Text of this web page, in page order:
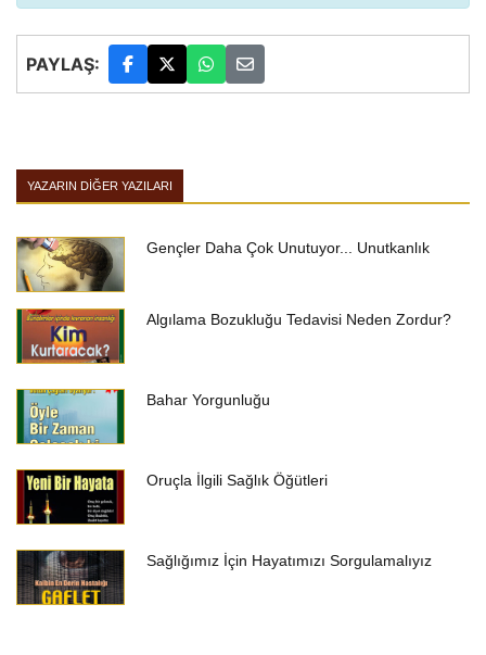
PAYLAŞ:
YAZARIN DIĞER YAZILARI
Gençler Daha Çok Unutuyor... Unutkanlık
Algılama Bozukluğu Tedavisi Neden Zordur?
Bahar Yorgunluğu
Oruçla İlgili Sağlık Öğütleri
Sağlığımız İçin Hayatımızı Sorgulamalıyız